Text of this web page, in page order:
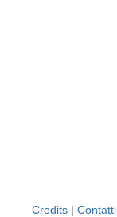
Credits | Contatti